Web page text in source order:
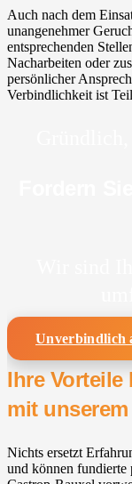
Auch nach dem
unangenehmer
entsprechenden
Nacharbeiten oder
persönlicher
Verbindlichkeit ist Teil
Unverbindlich
Ihre Vorteile
mit unserem
Nichts ersetzt
und können fundierte